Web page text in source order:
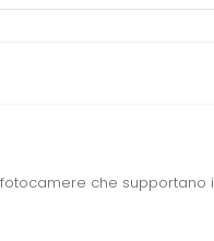
che supportano